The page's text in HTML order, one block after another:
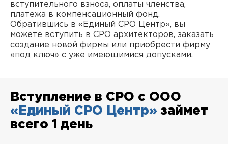
вступительного взноса, оплаты членства,
платежа в компенсационный фонд.
Обратившись в «Единый СРО Центр», вы
можете вступить в СРО архитекторов, заказать
создание новой фирмы или приобрести фирму
«под ключ» с уже имеющимися допусками.
Вступление в СРО с ООО
«Единый СРО Центр» займет
всего 1 день